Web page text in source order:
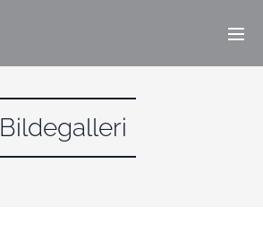
Bildegalleri